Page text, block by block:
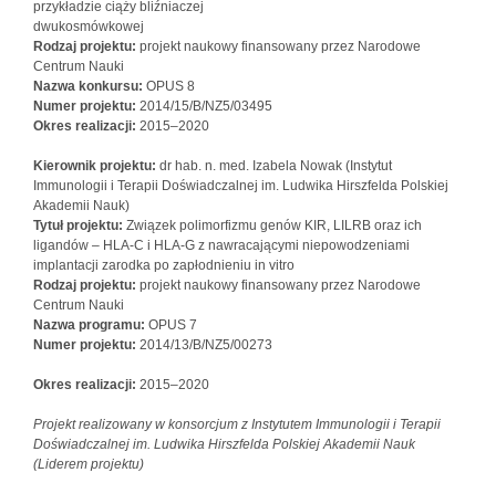
przykładzie ciąży bliźniaczej
dwukosmówkowej
Rodzaj projektu: projekt naukowy finansowany przez Narodowe
Centrum Nauki
Nazwa konkursu: OPUS 8
Numer projektu: 2014/15/B/NZ5/03495
Okres realizacji: 2015–2020
Kierownik projektu: dr hab. n. med. Izabela Nowak (Instytut
Immunologii i Terapii Doświadczalnej im. Ludwika Hirszfelda Polskiej
Akademii Nauk)
Tytuł projektu: Związek polimorfizmu genów KIR, LILRB oraz ich
ligandów – HLA-C i HLA-G z nawracającymi niepowodzeniami
implantacji zarodka po zapłodnieniu in vitro
Rodzaj projektu: projekt naukowy finansowany przez Narodowe
Centrum Nauki
Nazwa programu: OPUS 7
Numer projektu: 2014/13/B/NZ5/00273
Okres realizacji: 2015–2020
Projekt realizowany w konsorcjum z Instytutem Immunologii i Terapii
Doświadczalnej im. Ludwika Hirszfelda Polskiej Akademii Nauk
(Liderem projektu)